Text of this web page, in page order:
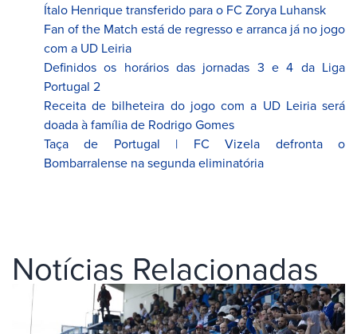
Ítalo Henrique transferido para o FC Zorya Luhansk
Fan of the Match está de regresso e arranca já no jogo
com a UD Leiria
Definidos os horários das jornadas 3 e 4 da Liga
Portugal 2
Receita de bilheteira do jogo com a UD Leiria será
doada à família de Rodrigo Gomes
Taça de Portugal | FC Vizela defronta o
Bombarralense na segunda eliminatória
Notícias Relacionadas